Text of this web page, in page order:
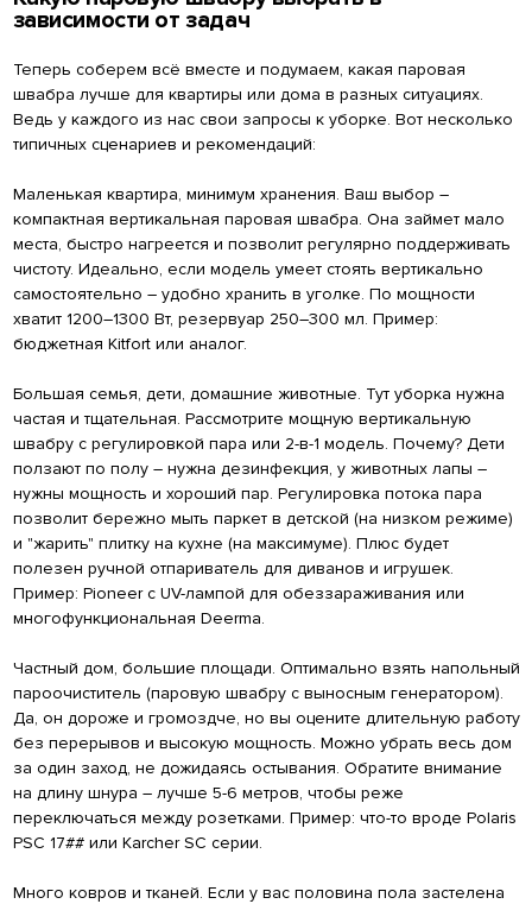
зависимости от задач
Теперь соберем всё вместе и подумаем, какая паровая
швабра лучше для квартиры или дома в разных ситуациях.
Ведь у каждого из нас свои запросы к уборке. Вот несколько
типичных сценариев и рекомендаций:
Маленькая квартира, минимум хранения. Ваш выбор –
компактная вертикальная паровая швабра. Она займет мало
места, быстро нагреется и позволит регулярно поддерживать
чистоту. Идеально, если модель умеет стоять вертикально
самостоятельно – удобно хранить в уголке. По мощности
хватит 1200–1300 Вт, резервуар 250–300 мл. Пример:
бюджетная Kitfort или аналог.
Большая семья, дети, домашние животные. Тут уборка нужна
частая и тщательная. Рассмотрите мощную вертикальную
швабру с регулировкой пара или 2-в-1 модель. Почему? Дети
ползают по полу – нужна дезинфекция, у животных лапы –
нужны мощность и хороший пар. Регулировка потока пара
позволит бережно мыть паркет в детской (на низком режиме)
и "жарить" плитку на кухне (на максимуме). Плюс будет
полезен ручной отпариватель для диванов и игрушек.
Пример: Pioneer с UV-лампой для обеззараживания или
многофункциональная Deerma.
Частный дом, большие площади. Оптимально взять напольный
пароочиститель (паровую швабру с выносным генератором).
Да, он дороже и громоздче, но вы оцените длительную работу
без перерывов и высокую мощность. Можно убрать весь дом
за один заход, не дожидаясь остывания. Обратите внимание
на длину шнура – лучше 5-6 метров, чтобы реже
переключаться между розетками. Пример: что-то вроде Polaris
PSC 17## или Karcher SC серии.
Много ковров и тканей. Если у вас половина пола застелена